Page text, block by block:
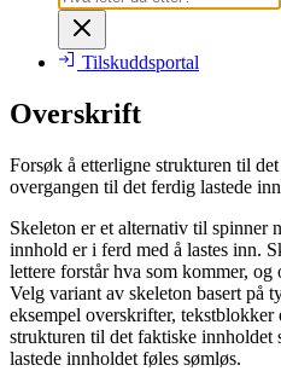
Tilskuddsportal
Overskrift
Forsøk å etterligne strukturen til
overgangen til det ferdig lastede
Skeleton er et alternativ til spinner
innhold er i ferd med å lastes inn.
lettere forstår hva som kommer,
Velg variant av skeleton basert på
eksempel overskrifter,
strukturen til det faktiske
lastede innholdet føles sømløs.